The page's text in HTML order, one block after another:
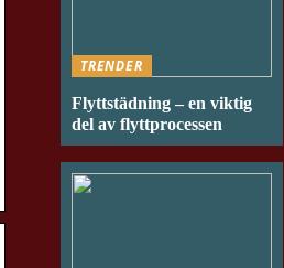
TRENDER
Flyttstädning – en viktig
del av flyttprocessen